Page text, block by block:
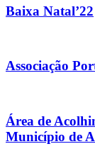
Baixa Natal’22
Associação
Área de
Município de